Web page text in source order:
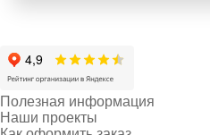
Полезная информация
Наши проекты